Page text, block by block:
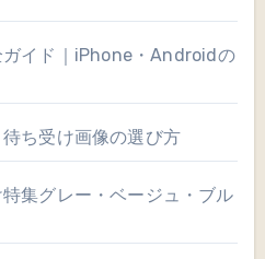
ガイド｜iPhone・Androidの
ち受け画像の選び方
集グレー・ベージュ・ブル